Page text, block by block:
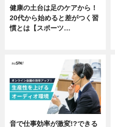
健康の土台は足のケアから！
20代から始めると差がつく習
慣とは【スポーツ…
音で仕事効率が激変!?できる